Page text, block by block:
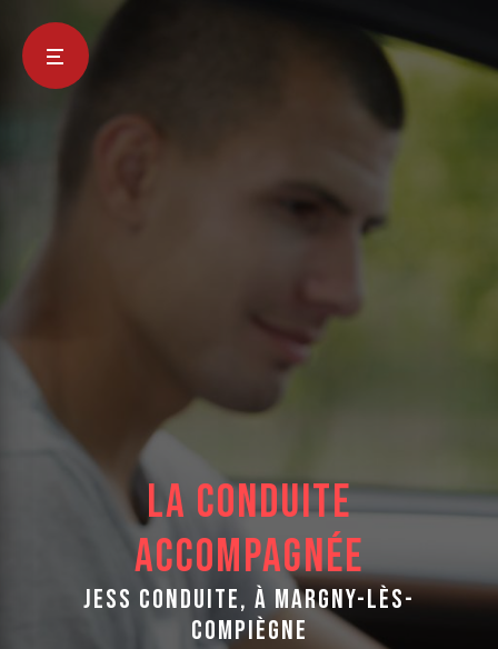
La conduite
accompagnée
Jess Conduite, à Margny-Lès-
Compiègne
Panneau de gestion des cookies